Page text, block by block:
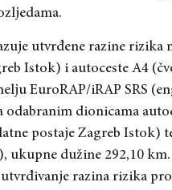
utvrđene razine rizika
Istok) i autoceste A4
EuroRAP/iRAP SRS
odabranim dionicama
postaje Zagreb Istok)
ukupne dužine 292,10
razina rizika